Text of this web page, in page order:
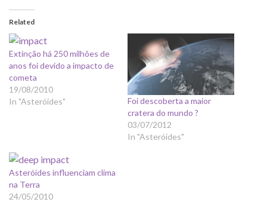
Related
Extinção há 250 milhões de
anos foi devido a impacto de
cometa
19/08/2010
In "Asteróides"
Foi descoberta a maior
cratera do mundo ?
03/07/2012
In "Asteróides"
Asteróides influenciam clima
na Terra
24/05/2010